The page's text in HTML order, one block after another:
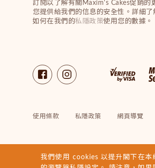
訂閱以了解有關Maxim's Cakes促銷的
您提供給我們的信息的安全性。詳細
如何在我們的私隱政策使用您的數據。
使用條款 私隱政策 網頁導覽
我們使用 cookies 以提升閣下在